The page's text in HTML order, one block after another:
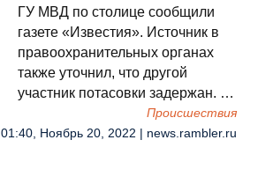
ГУ МВД по столице сообщили
газете «Известия». Источник в
правоохранительных органах
также уточнил, что другой
участник потасовки задержан. …
Происшествия
01:40, Ноябрь 20, 2022 | news.rambler.ru